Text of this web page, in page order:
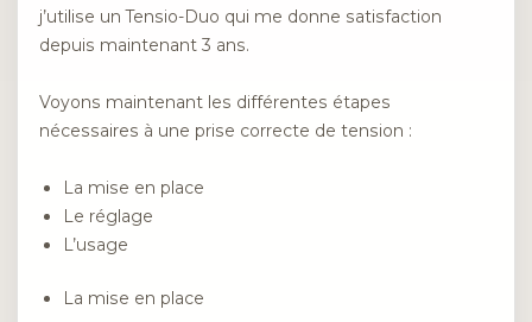
j’utilise un Tensio-Duo qui me donne satisfaction
depuis maintenant 3 ans.
Voyons maintenant les différentes étapes
nécessaires à une prise correcte de tension :
La mise en place
Le réglage
L’usage
La mise en place